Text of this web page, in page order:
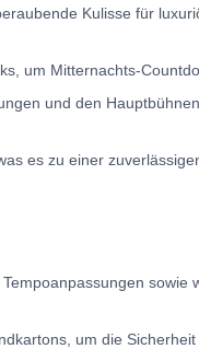
Kulisse für
um Mitternachts-
und den
es zu einer
sowie
um die